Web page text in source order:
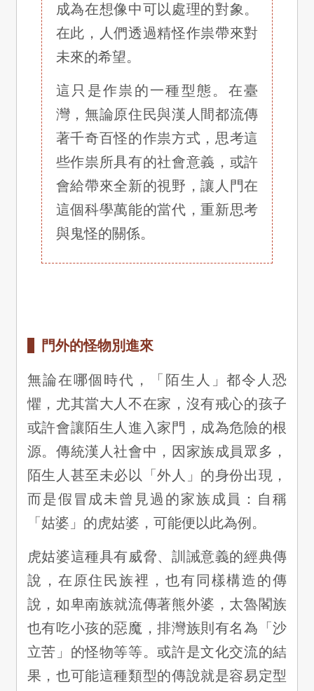
成為在想像中可以處理的對象。
在此，人們透過精怪作祟帶來對
未來的希望。
這只是作祟的一種型態。在臺
灣，無論原住民與漢人間都流傳
著千奇百怪的作祟方式，思考這
些作祟所具有的社會意義，或許
會給帶來全新的視野，讓人門在
這個科學萬能的當代，重新思考
與鬼怪的關係。
門外的怪物別進來
無論在哪個時代，「陌生人」都令人恐
懼，尤其當大人不在家，沒有戒心的孩子
或許會讓陌生人進入家門，成為危險的根
源。傳統漢人社會中，因家族成員眾多，
陌生人甚至未必以「外人」的身份出現，
而是假冒成未曾見過的家族成員：自稱
「姑婆」的虎姑婆，可能便以此為例。
虎姑婆這種具有威脅、訓誡意義的經典傳
說，在原住民族裡，也有同樣構造的傳
說，如卑南族就流傳著熊外婆，太魯閣族
也有吃小孩的惡魔，排灣族則有名為「沙
立苦」的怪物等等。或許是文化交流的結
果，也可能這種類型的傳說就是容易定型